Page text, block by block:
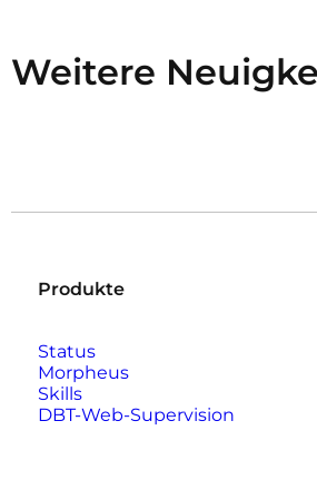
Weitere
Produkte
Status
Morpheus
Skills
DBT-Web-Supervision